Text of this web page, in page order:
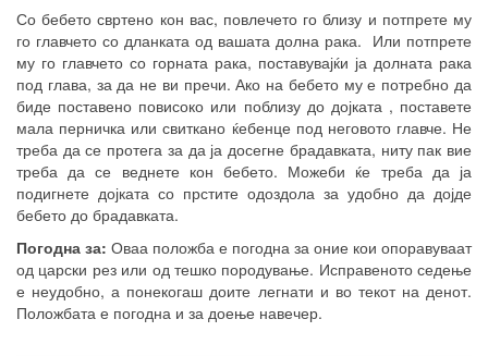
Со бебето свртено кон вас, повлечето го близу и потпрете му
го главчето со дланката од вашата долна рака. Или потпрете
му го главчето со горната рака, поставувајќи ја долната рака
под глава, за да не ви пречи. Ако на бебето му е потребно да
биде поставено повисоко или поблизу до дојката , поставете
мала перничка или свиткано ќебенце под неговото главче. Не
треба да се протега за да ја досегне брадавката, ниту пак вие
треба да се веднете кон бебето. Можеби ќе треба да ја
подигнете дојката со прстите одоздола за удобно да дојде
бебето до брадавката.
Погодна за: Оваа положба е погодна за оние кои опоравуваат
од царски рез или од тешко породување. Исправеното седење
е неудобно, а понекогаш доите легнати и во текот на денот.
Положбата е погодна и за доење навечер.